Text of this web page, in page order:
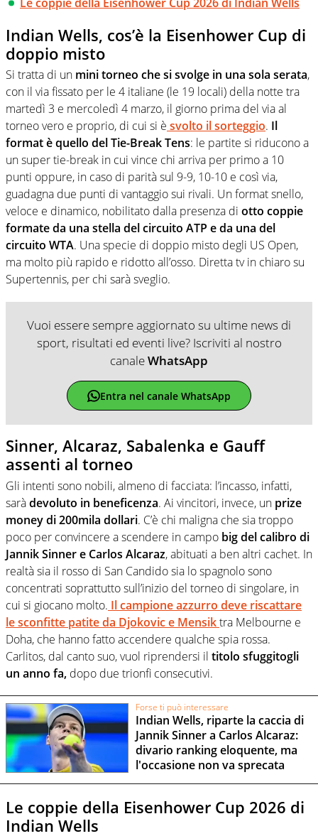
Indian Wells, cos’è la Eisenhower Cup di
doppio misto
Si tratta di un mini torneo che si svolge in una sola serata,
con il via fissato per le 4 italiane (le 19 locali) della notte tra
martedì 3 e mercoledì 4 marzo, il giorno prima del via al
torneo vero e proprio, di cui si è svolto il sorteggio. Il
format è quello del Tie-Break Tens: le partite si riducono a
un super tie-break in cui vince chi arriva per primo a 10
punti oppure, in caso di parità sul 9-9, 10-10 e così via,
guadagna due punti di vantaggio sui rivali. Un format snello,
veloce e dinamico, nobilitato dalla presenza di otto coppie
formate da una stella del circuito ATP e da una del
circuito WTA. Una specie di doppio misto degli US Open,
ma molto più rapido e ridotto all’osso. Diretta tv in chiaro su
Supertennis, per chi sarà sveglio.
Vuoi essere sempre aggiornato su ultime news di
sport, risultati ed eventi live? Iscriviti al nostro
canaleWhatsApp
Entra nel canale WhatsApp
Sinner, Alcaraz, Sabalenka e Gauff
assenti al torneo
Gli intenti sono nobili, almeno di facciata: l’incasso, infatti,
saràdevoluto in beneficenza. Ai vincitori, invece, un prize
money di 200mila dollari. C’è chi maligna che sia troppo
poco per convincere a scendere in campo big del calibro di
Jannik Sinner e Carlos Alcaraz, abituati a ben altri cachet. In
realtà sia il rosso di San Candido sia lo spagnolo sono
concentrati soprattutto sull’inizio del torneo di singolare, in
cui si giocano molto. Il campione azzurro deve riscattare
le sconfitte patite da Djokovic e Mensiktra Melbourne e
Doha, che hanno fatto accendere qualche spia rossa.
Carlitos, dal canto suo, vuol riprendersi il titolo sfuggitogli
un anno fa, dopo due trionfi consecutivi.
Forse ti può interessare
Indian Wells, riparte la caccia di
Jannik Sinner a Carlos Alcaraz:
divario ranking eloquente, ma
l'occasione non va sprecata
Le coppie della Eisenhower Cup 2026 di
Indian Wells